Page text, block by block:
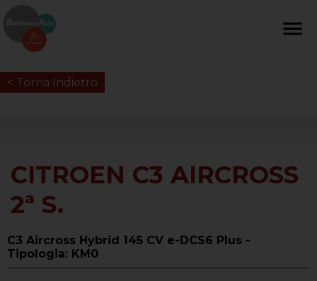
< Torna Indietro
CITROEN C3 AIRCROSS
2ª S.
C3 Aircross Hybrid 145 CV e-DCS6 Plus -
Tipologia: KM0